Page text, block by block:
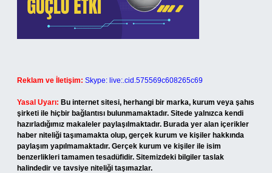
Reklam ve İletişim: Skype: live:.cid.575569c608265c69
Yasal Uyarı: Bu internet sitesi, herhangi bir marka, kurum veya şahıs
şirketi ile hiçbir bağlantısı bulunmamaktadır. Sitede yalnızca kendi
hazırladığımız makaleler paylaşılmaktadır. Burada yer alan içerikler
haber niteliği taşımamakta olup, gerçek kurum ve kişiler hakkında
paylaşım yapılmamaktadır. Gerçek kurum ve kişiler ile isim
benzerlikleri tamamen tesadüfidir. Sitemizdeki bilgiler taslak
halindedir ve tavsiye niteliği taşımazlar.